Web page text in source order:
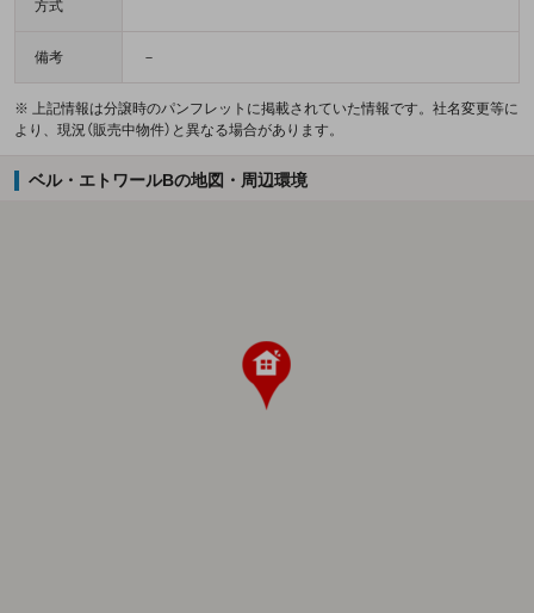
方式
備考 －
※ 上記情報は分譲時のパンフレットに掲載されていた情報です。社名変更等に
より、現況（販売中物件）と異なる場合があります。
ベル・エトワールBの地図・周辺環境